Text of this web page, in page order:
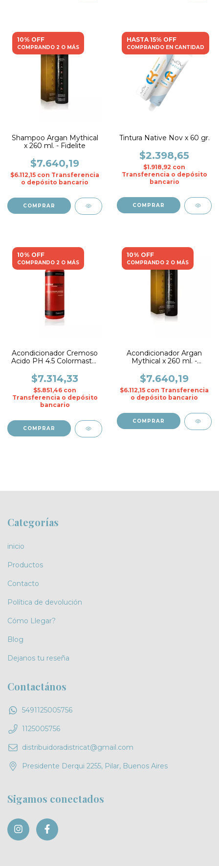
10% OFF
COMPRANDO 2 O MÁS
Shampoo Argan Mythical
x 260 ml. - Fidelite
$7.640,19
$6.112,15 con Transferencia
o depósito bancario
HASTA 15% OFF
COMPRANDO EN CANTIDAD
Tintura Native Nov x 60 gr.
$2.398,65
$1.918,92 con
Transferencia o depósito
bancario
COMPRAR
10% OFF
COMPRANDO 2 O MÁS
Acondicionador Cremoso
Acido PH 4.5 Colormaster
$7.314,33
$5.851,46 con
Transferencia o depósito
bancario
10% OFF
COMPRANDO 2 O MÁS
Acondicionador Argan
Mythical x 260 ml. -
$7.640,19
$6.112,15 con Transferencia
o depósito bancario
Categorías
inicio
Productos
Contacto
Política de devolución
Cómo Llegar?
Blog
Dejanos tu reseña
Contactános
5491125005756
1125005756
distribuidoradistricat@gmail.com
Presidente Derqui 2255, Pilar, Buenos Aires
Sigamos conectados